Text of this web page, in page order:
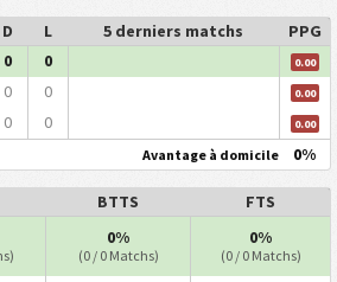
D L 5 derniers matchs PPG
0 0 0.00
0 0 0.00
0 0 0.00
Avantage à domicile 0%
BTTS FTS
0%
(0 / 0 Matchs)
0%
(0 / 0 Matchs)